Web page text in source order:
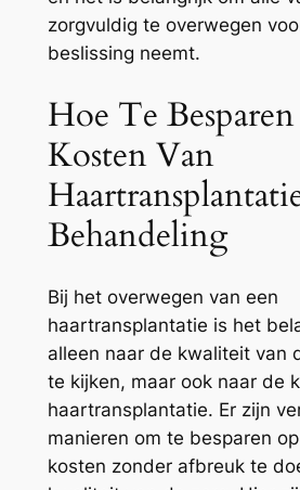
zorgvuldig te overwegen
beslissing neemt.
Hoe Te
Kosten Van
Behandeling
Bij het overwegen van een
haartransplantatie is het
alleen naar de kwaliteit van
te kijken, maar ook naar de
haartransplantatie. Er zijn
manieren om te besparen
kosten zonder afbreuk te